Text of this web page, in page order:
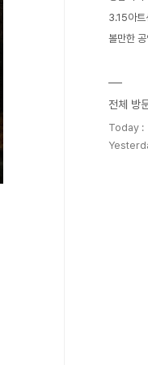
3.15아트
볼만한 공
전체 방
Today :